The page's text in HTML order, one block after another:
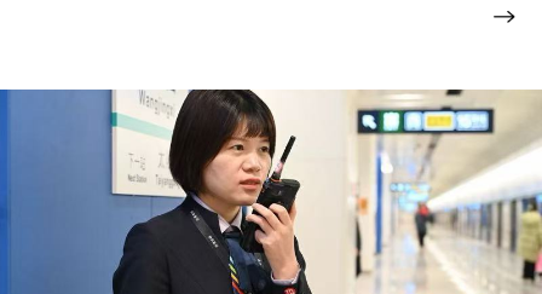
乘客面前，示意其对着机器说话。屏幕上的中英文不断转换：原